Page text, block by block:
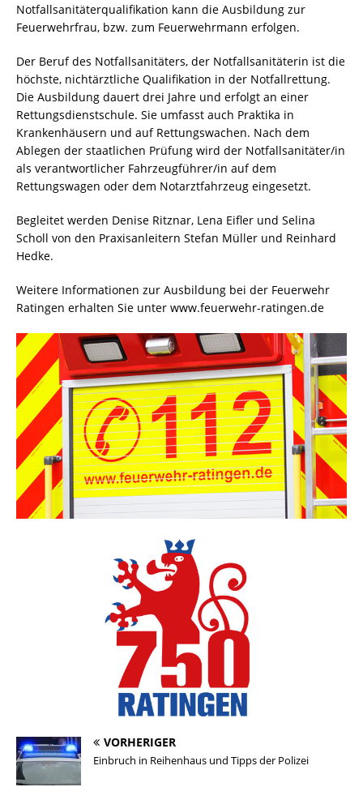
Notfallsanitäterqualifikation kann die Ausbildung zur
Feuerwehrfrau, bzw. zum Feuerwehrmann erfolgen.
Der Beruf des Notfallsanitäters, der Notfallsanitäterin ist die
höchste, nichtärztliche Qualifikation in der Notfallrettung.
Die Ausbildung dauert drei Jahre und erfolgt an einer
Rettungsdienstschule. Sie umfasst auch Praktika in
Krankenhäusern und auf Rettungswachen. Nach dem
Ablegen der staatlichen Prüfung wird der Notfallsanitäter/in
als verantwortlicher Fahrzeugführer/in auf dem
Rettungswagen oder dem Notarztfahrzeug eingesetzt.
Begleitet werden Denise Ritznar, Lena Eifler und Selina
Scholl von den Praxisanleitern Stefan Müller und Reinhard
Hedke.
Weitere Informationen zur Ausbildung bei der Feuerwehr
Ratingen erhalten Sie unter www.feuerwehr-ratingen.de
VORHERIGER
Einbruch in Reihenhaus und Tipps der Polizei